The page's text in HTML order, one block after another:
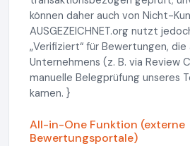
können daher auch von Nicht-
AUSGEZEICHNET.org nutzt
„Verifiziert“ für Bewertungen, die
Unternehmens (z. B. via Review
manuelle Belegprüfung unseres
kamen. }
All-in-One Funktion (externe
Bewertungsportale)